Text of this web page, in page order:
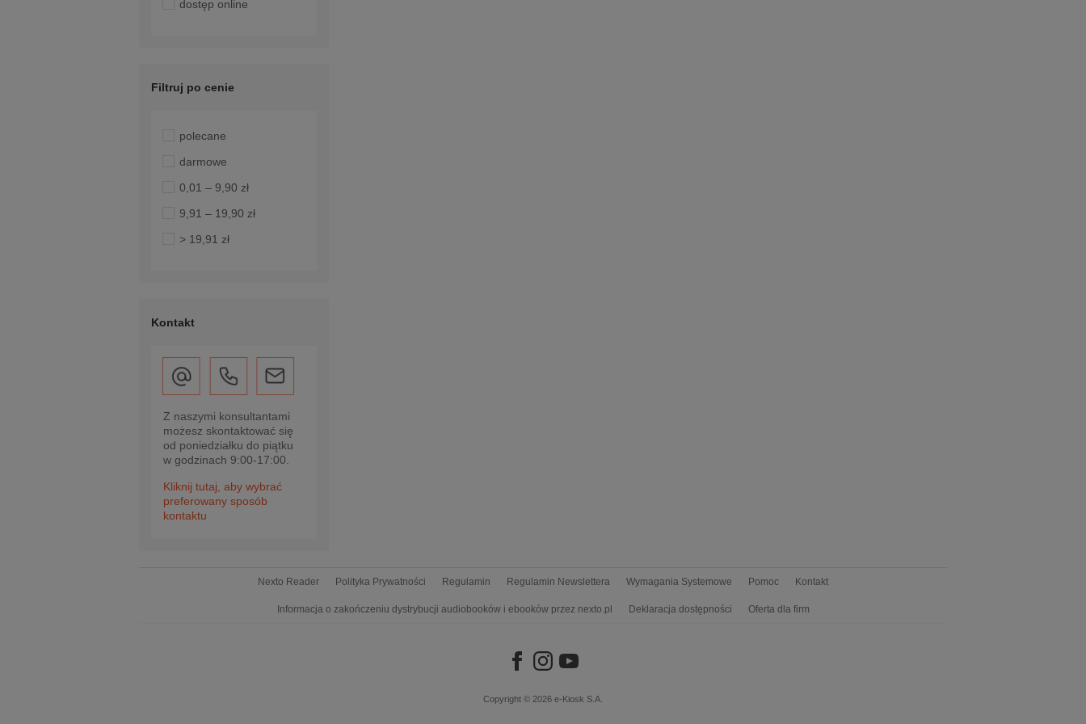
dostęp online
Filtruj po cenie
polecane
darmowe
0,01 – 9,90 zł
9,91 – 19,90 zł
> 19,91 zł
Kontakt
Z naszymi konsultantami
możesz skontaktować się
od poniedziałku do piątku
w godzinach 9:00-17:00.
Kliknij tutaj, aby wybrać
preferowany sposób
kontaktu
Nexto Reader Polityka Prywatności Regulamin Regulamin Newslettera Wymagania Systemowe Pomoc Kontakt
Informacja o zakończeniu dystrybucji audiobooków i ebooków przez nexto.pl Deklaracja dostępności Oferta dla firm
Copyright © 2026 e-Kiosk S.A.